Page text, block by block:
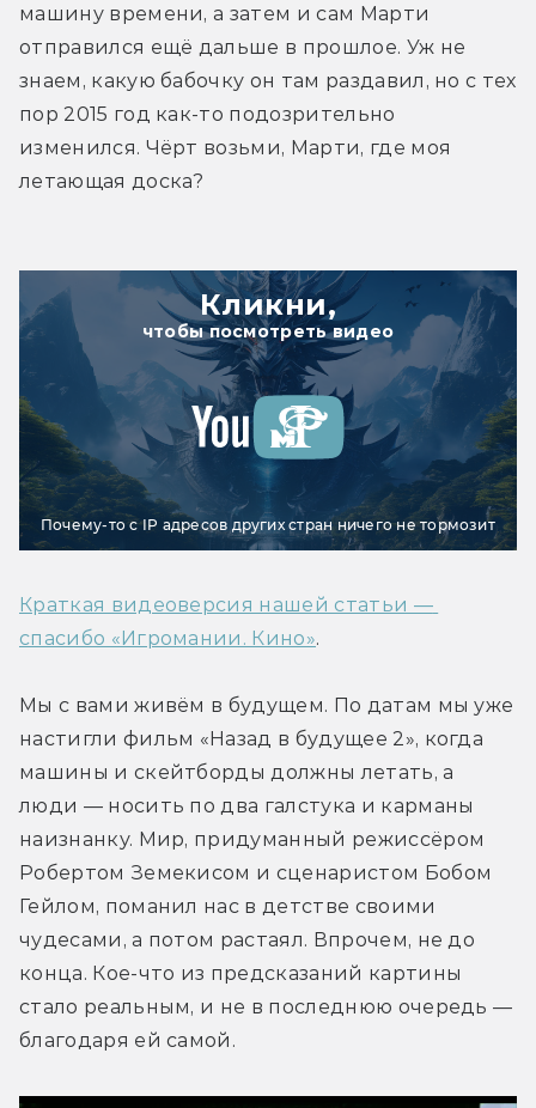
машину времени, а затем и сам Марти
отправился ещё дальше в прошлое. Уж не
знаем, какую бабочку он там раздавил, но с тех
пор 2015 год как-то подозрительно
изменился. Чёрт возьми, Марти, где моя
летающая доска?
Кликни,
чтобы посмотреть видео
Почему-то с IP адресов других стран ничего не тормозит
Краткая видеоверсия нашей статьи —
спасибо «Игромании. Кино».
Мы с вами живём в будущем. По датам мы уже
настигли фильм «Назад в будущее 2», когда
машины и скейтборды должны летать, а
люди — носить по два галстука и карманы
наизнанку. Мир, придуманный режиссёром
Робертом Земекисом и сценаристом Бобом
Гейлом, поманил нас в детстве своими
чудесами, а потом растаял. Впрочем, не до
конца. Кое-что из предсказаний картины
стало реальным, и не в последнюю очередь —
благодаря ей самой.